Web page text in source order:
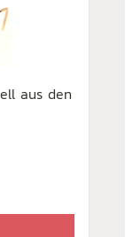
aus den